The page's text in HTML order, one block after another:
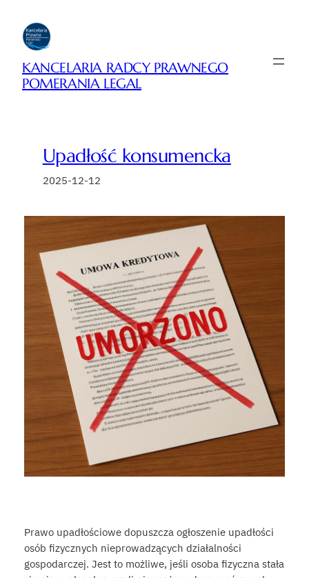
treści
KANCELARIA RADCY PRAWNEGO
POMERANIA LEGAL
Upadłość konsumencka
2025-12-12
Prawo upadłościowe dopuszcza ogłoszenie upadłości
osób fizycznych nieprowadzących działalności
gospodarczej. Jest to możliwe, jeśli osoba fizyczna stała